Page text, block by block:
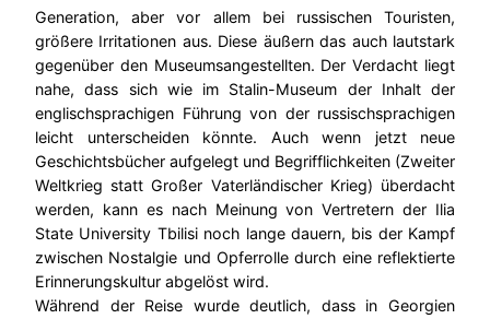
Generation, aber vor allem bei russischen Touristen,
größere Irritationen aus. Diese äußern das auch lautstark
gegenüber den Museumsangestellten. Der Verdacht liegt
nahe, dass sich wie im Stalin-Museum der Inhalt der
englischsprachigen Führung von der russischsprachigen
leicht unterscheiden könnte. Auch wenn jetzt neue
Geschichtsbücher aufgelegt und Begrifflichkeiten (Zweiter
Weltkrieg statt Großer Vaterländischer Krieg) überdacht
werden, kann es nach Meinung von Vertretern der Ilia
State University Tbilisi noch lange dauern, bis der Kampf
zwischen Nostalgie und Opferrolle durch eine reflektierte
Erinnerungskultur abgelöst wird.
Während der Reise wurde deutlich, dass in Georgien